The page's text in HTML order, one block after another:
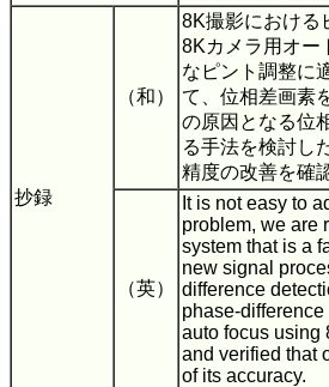
抄録
（和）
8K撮影における
8Kカメラ用オー
なピント調整に
て、位相差画素
の原因となる位
る手法を検討し
精度の改善を確
（英）
It is not easy to
problem, we are
system that is a
new signal
difference
phase-
auto focus using
and verified that
of its accuracy.